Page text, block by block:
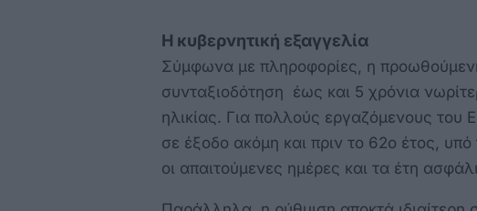
Η κυβερνητική εξαγγελία
Σύμφωνα με πληροφορίες, η
συνταξιοδότηση έως και 5 χρόνια
ηλικίας. Για πολλούς εργαζόμενους του
σε έξοδο ακόμη και πριν το 62ο έτος,
οι απαιτούμενες ημέρες και τα έτη